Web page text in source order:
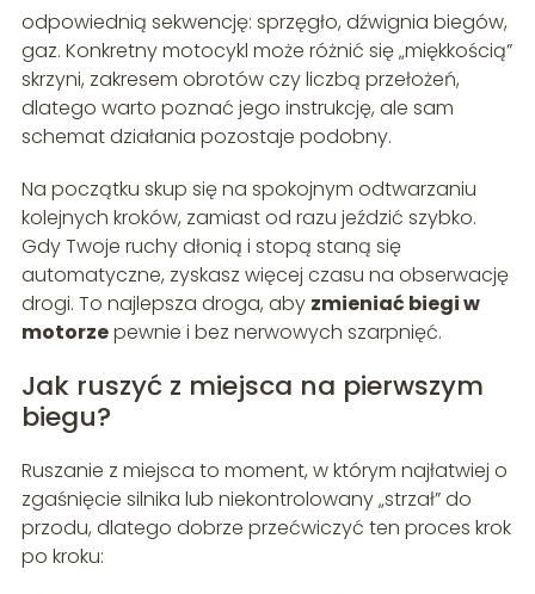
odpowiednią sekwencję: sprzęgło, dźwignia biegów,
gaz. Konkretny motocykl może różnić się „miękkością”
skrzyni, zakresem obrotów czy liczbą przełożeń,
dlatego warto poznać jego instrukcję, ale sam
schemat działania pozostaje podobny.
Na początku skup się na spokojnym odtwarzaniu
kolejnych kroków, zamiast od razu jeździć szybko.
Gdy Twoje ruchy dłonią i stopą staną się
automatyczne, zyskasz więcej czasu na obserwację
drogi. To najlepsza droga, aby zmieniać biegi w
motorzepewnie i bez nerwowych szarpnięć.
Jak ruszyć z miejsca na pierwszym
biegu?
Ruszanie z miejsca to moment, w którym najłatwiej o
zgaśnięcie silnika lub niekontrolowany „strzał” do
przodu, dlatego dobrze przećwiczyć ten proces krok
po kroku: